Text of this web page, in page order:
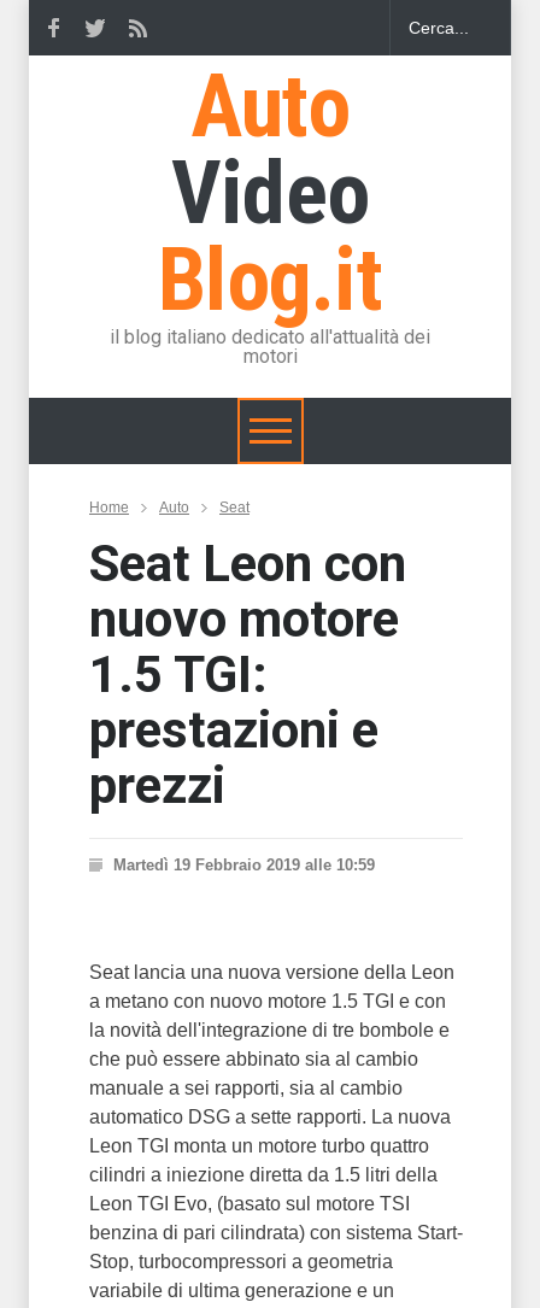
Auto
Video
Blog.it
il blog italiano dedicato all'attualità dei
motori
Home Auto Seat
Seat Leon con
nuovo motore
1.5 TGI:
prestazioni e
prezzi
Martedì 19 Febbraio 2019 alle 10:59
Seat lancia una nuova versione della Leon
a metano con nuovo motore 1.5 TGI e con
la novità dell'integrazione di tre bombole e
che può essere abbinato sia al cambio
manuale a sei rapporti, sia al cambio
automatico DSG a sette rapporti. La nuova
Leon TGI monta un motore turbo quattro
cilindri a iniezione diretta da 1.5 litri della
Leon TGI Evo, (basato sul motore TSI
benzina di pari cilindrata) con sistema Start-
Stop, turbocompressori a geometria
variabile di ultima generazione e un